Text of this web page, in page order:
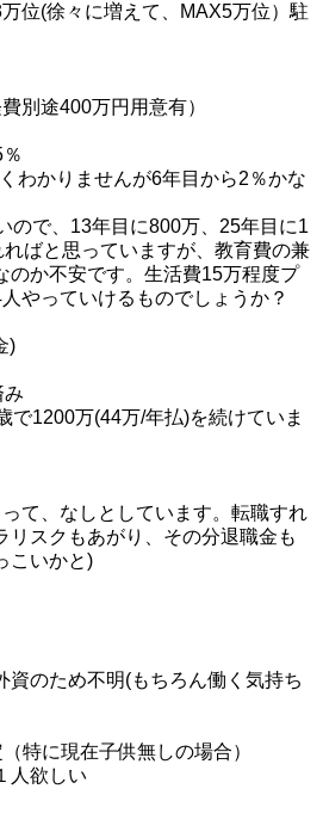
位(徐々に増えて、MAX5万位）駐
途400万円用意有）
かりませんが6年目から2％かな
で、13年目に800万、25年目に1
ばと思っていますが、教育費の兼
のか不安です。生活費15万程度プ
やっていけるものでしょうか？
)
1200万(44万/年払)を続けていま
て、なしとしています。転職すれ
リスクもあがり、その分退職金も
こいかと)
のため不明(もちろん働く気持ち
特に現在子供無しの場合）
人欲しい